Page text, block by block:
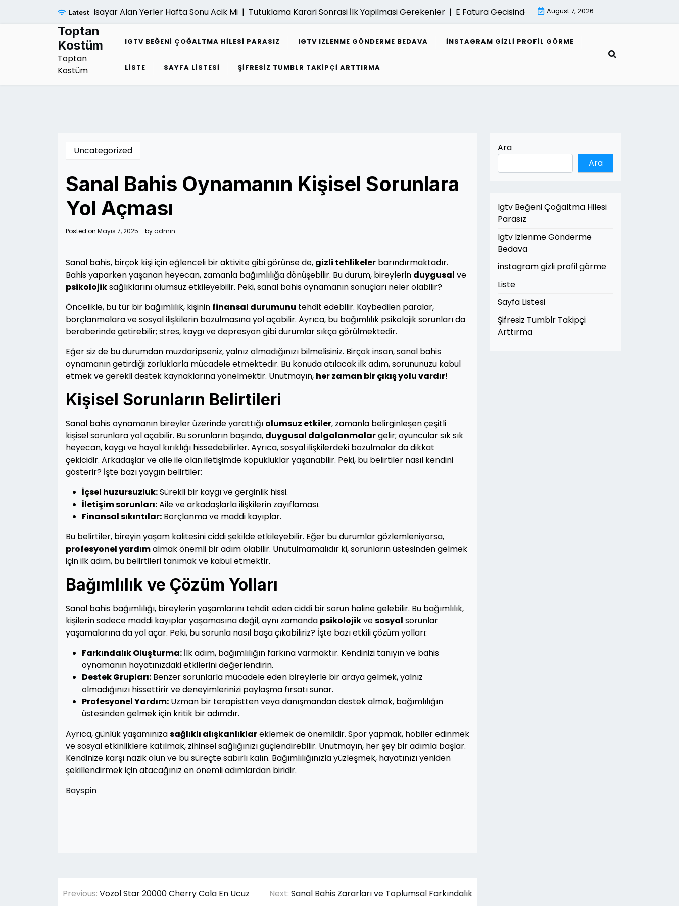
Latest
Bilgisayar Alan Yerler Hafta Sonu Acik Mi | Tutuklama Karari Sonrasi İlk Yapilmasi Gerekenler | E Fatura Gecisinde Uzman Destek Neden Onemlidir |
August 7, 2026
Toptan
Kostüm
Toptan
Kostüm
IGTV BEĞENI ÇOĞALTMA HILESI PARASIZ IGTV IZLENME GÖNDERME BEDAVA INSTAGRAM GIZLI PROFIL GÖRME
LISTE SAYFA LISTESI ŞIFRESIZ TUMBLR TAKIPÇI ARTTIRMA
Uncategorized
Sanal Bahis Oynamanın Kişisel Sorunlara
Yol Açması
Posted on Mayıs 7, 2025 byadmin
Sanal bahis, birçok kişi için eğlenceli bir aktivite gibi görünse de, gizli tehlikeler barındırmaktadır.
Bahis yaparken yaşanan heyecan, zamanla bağımlılığa dönüşebilir. Bu durum, bireylerin duygusal ve
psikolojiksağlıklarını olumsuz etkileyebilir. Peki, sanal bahis oynamanın sonuçları neler olabilir?
Öncelikle, bu tür bir bağımlılık, kişinin finansal durumunu tehdit edebilir. Kaybedilen paralar,
borçlanmalara ve sosyal ilişkilerin bozulmasına yol açabilir. Ayrıca, bu bağımlılık psikolojik sorunları da
beraberinde getirebilir; stres, kaygı ve depresyon gibi durumlar sıkça görülmektedir.
Eğer siz de bu durumdan muzdaripseniz, yalnız olmadığınızı bilmelisiniz. Birçok insan, sanal bahis
oynamanın getirdiği zorluklarla mücadele etmektedir. Bu konuda atılacak ilk adım, sorununuzu kabul
etmek ve gerekli destek kaynaklarına yönelmektir. Unutmayın, her zaman bir çıkış yolu vardır!
Kişisel Sorunların Belirtileri
Sanal bahis oynamanın bireyler üzerinde yarattığı olumsuz etkiler, zamanla belirginleşen çeşitli
kişisel sorunlara yol açabilir. Bu sorunların başında, duygusal dalgalanmalargelir; oyuncular sık sık
heyecan, kaygı ve hayal kırıklığı hissedebilirler. Ayrıca, sosyal ilişkilerdeki bozulmalar da dikkat
çekicidir. Arkadaşlar ve aile ile olan iletişimde kopukluklar yaşanabilir. Peki, bu belirtiler nasıl kendini
gösterir? İşte bazı yaygın belirtiler:
İçsel huzursuzluk:Sürekli bir kaygı ve gerginlik hissi.
İletişim sorunları:Aile ve arkadaşlarla ilişkilerin zayıflaması.
Finansal sıkıntılar: Borçlanma ve maddi kayıplar.
Bu belirtiler, bireyin yaşam kalitesini ciddi şekilde etkileyebilir. Eğer bu durumlar gözlemleniyorsa,
profesyonel yardımalmak önemli bir adım olabilir. Unutulmamalıdır ki, sorunların üstesinden gelmek
için ilk adım, bu belirtileri tanımak ve kabul etmektir.
Bağımlılık ve Çözüm Yolları
Sanal bahis bağımlılığı, bireylerin yaşamlarını tehdit eden ciddi bir sorun haline gelebilir. Bu bağımlılık,
kişilerin sadece maddi kayıplar yaşamasına değil, aynı zamanda psikolojikvesosyal sorunlar
yaşamalarına da yol açar. Peki, bu sorunla nasıl başa çıkabiliriz? İşte bazı etkili çözüm yolları:
Farkındalık Oluşturma: İlk adım, bağımlılığın farkına varmaktır. Kendinizi tanıyın ve bahis
oynamanın hayatınızdaki etkilerini değerlendirin.
Destek Grupları: Benzer sorunlarla mücadele eden bireylerle bir araya gelmek, yalnız
olmadığınızı hissettirir ve deneyimlerinizi paylaşma fırsatı sunar.
Profesyonel Yardım: Uzman bir terapistten veya danışmandan destek almak, bağımlılığın
üstesinden gelmek için kritik bir adımdır.
Ayrıca, günlük yaşamınızasağlıklı alışkanlıklareklemek de önemlidir. Spor yapmak, hobiler edinmek
ve sosyal etkinliklere katılmak, zihinsel sağlığınızı güçlendirebilir. Unutmayın, her şey bir adımla başlar.
Kendinize karşı nazik olun ve bu süreçte sabırlı kalın. Bağımlılığınızla yüzleşmek, hayatınızı yeniden
şekillendirmek için atacağınız en önemli adımlardan biridir.
Bayspin
Yazı
Previous: Vozol Star 20000 Cherry Cola En Ucuz Next: Sanal Bahis Zararları ve Toplumsal Farkındalık
Ara
Ara
Igtv Beğeni Çoğaltma Hilesi
Parasız
Igtv Izlenme Gönderme
Bedava
instagram gizli profil görme
Liste
Sayfa Listesi
Şifresiz Tumblr Takipçi
Arttırma